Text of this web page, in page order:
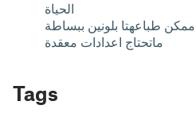
Tags